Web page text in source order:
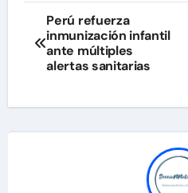
Navegación
de
Perú refuerza
inmunización infantil
ante múltiples
alertas sanitarias